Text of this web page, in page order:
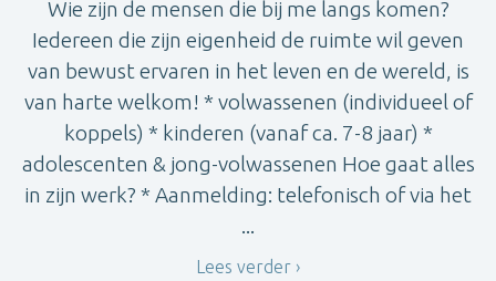
Wie zijn de mensen die bij me langs komen?
Iedereen die zijn eigenheid de ruimte wil geven
van bewust ervaren in het leven en de wereld, is
van harte welkom! * volwassenen (individueel of
koppels) * kinderen (vanaf ca. 7-8 jaar) *
adolescenten & jong-volwassenen Hoe gaat alles
in zijn werk? * Aanmelding: telefonisch of via het
...
Lees verder